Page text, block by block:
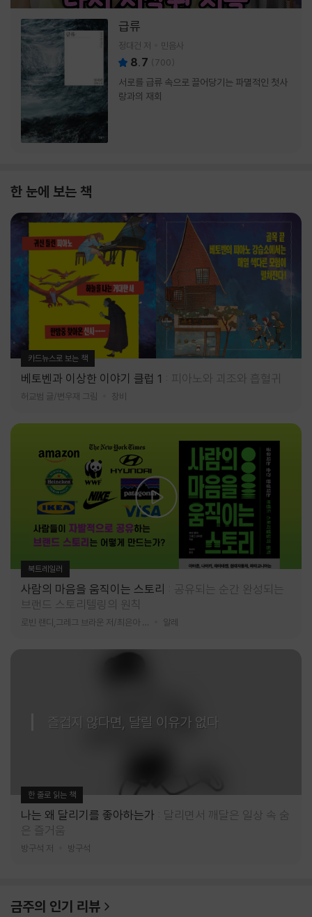
급류
정대건 저 민음사
8.7 (700)
서로를 급류 속으로 끌어당기는 파멸적인 첫사
랑과의 재회
한 눈에 보는 책
카드뉴스로 보는 책
베토벤과 이상한 이야기 클럽 1 피아노와 괴조와 흡혈귀
허교범 글/변우재 그림 창비
북트레일러
사람의 마음을 움직이는 스토리
공유되는 순간 완성되는
브랜드 스토리텔링의 원칙
알레
즐겁지 않다면, 달릴 이유가 없다
한 줄로 읽는 책
나는 왜 달리기를 좋아하는가
달리면서 깨달은 일상 속 숨
은 즐거움
방구석 저 방구석
금주의 인기 리뷰